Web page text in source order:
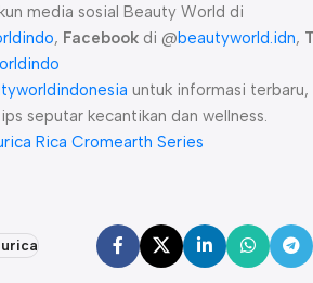
media sosial Beauty World di
, Facebook di @beautyworld.idn,
untuk informasi terbaru,
seputar kecantikan dan wellness.
Rica Cromearth Series